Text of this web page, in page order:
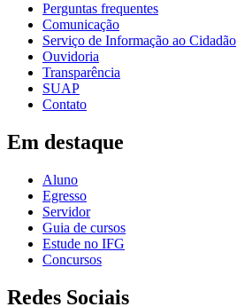
Perguntas frequentes
Comunicação
Serviço de Informação ao Cidadão
Ouvidoria
Transparência
SUAP
Contato
Em destaque
Aluno
Egresso
Servidor
Guia de cursos
Estude no IFG
Concursos
Redes Sociais